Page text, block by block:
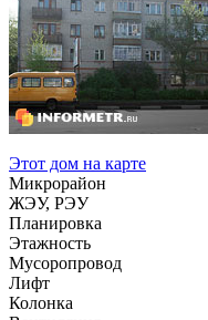
Этот дом на карте
Микрорайон
ЖЭУ, РЭУ
Планировка
Этажность
Мусоропровод
Лифт
Колонка